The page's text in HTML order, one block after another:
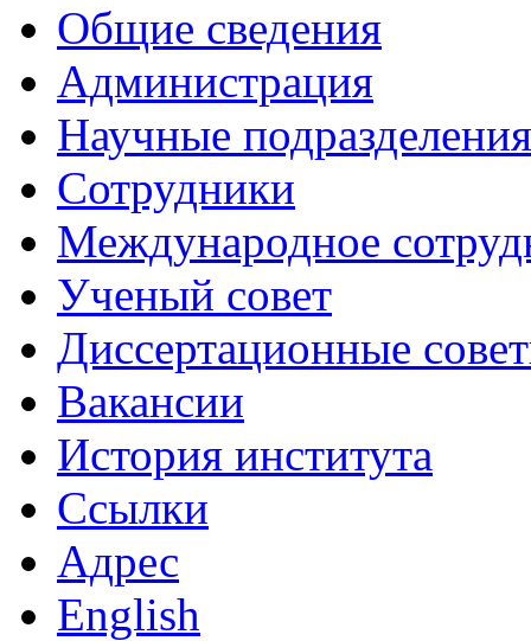
Общие сведения
Администрация
Научные подразделения
Сотрудники
Международное
Ученый совет
Диссертационные
Вакансии
История института
Ссылки
Адрес
English